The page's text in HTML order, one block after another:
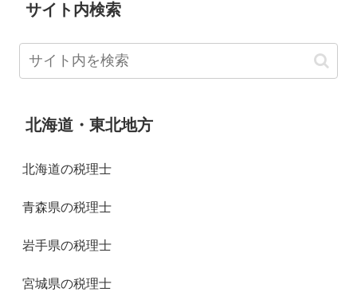
サイト内検索
北海道・東北地方
北海道の税理士
青森県の税理士
岩手県の税理士
宮城県の税理士